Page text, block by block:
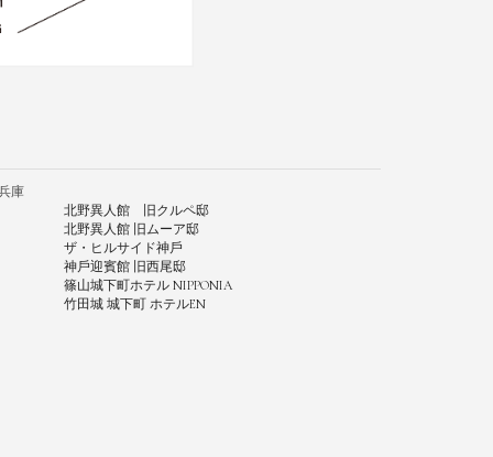
庫
北野異人館 旧クルペ邸
北野異人館 旧ムーア邸
ザ・ヒルサイド神⼾
神⼾迎賓館 旧⻄尾邸
篠⼭城下町ホテル NIPPONIA
⽵⽥城 城下町 ホテルEN